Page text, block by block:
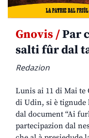
Gnovis /Par
salti fûr dal
Redazion
Lunis ai 11 di Mai te
di Udin, si è tignude
dal document “Ai
partecipazion dal